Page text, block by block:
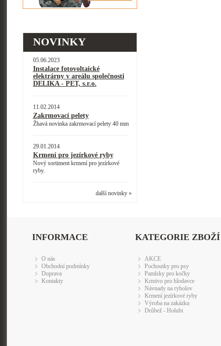
NOVINKY
05.06.2023
Instalace fotovoltaické
elektrárny v areálu společnosti
DELIKA - PET, s.r.o.
11.02.2014
Zakrmovací pelety
Žhavá novinka zakrmovací pelety 40 mm
29.01.2014
Krmení pro jezírkové ryby
Nový sortiment krmení pro jezírkové
ryby.
další novinky »
INFORMACE
O nás
Obchodní podmínky
Doprava
Kontakty
KATEGORIE ZBOŽÍ
AKCE
Pochoutky pro psy
Pamlsky pro kočky
Krmivo pro hlodavce
Návnady na rybolov
Krmení jezírkové ryby
Výroba na zakázku
Drůbež - Holubi